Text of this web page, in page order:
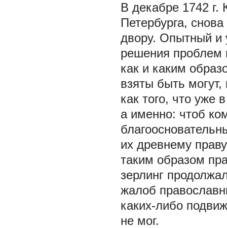
В декабре 1742 г.
Петербурга,
двору. Опытный и
решения проблем
как и каким
взяты быть
как того, что уже
а именно: чтоб
их древнему
таким образом
зерлинг
жалоб
каких-либо
не мог.